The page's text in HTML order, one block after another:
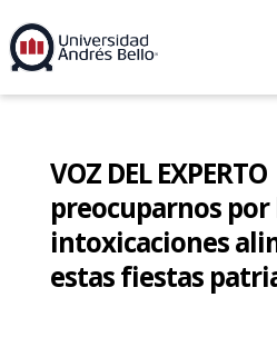
VOZ DEL
preocuparnos por
intoxicaciones
estas fiestas